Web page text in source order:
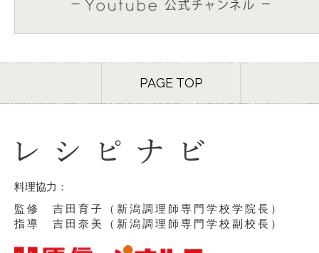
PAGE TOP
料理協力：
監修 吉田育子（新潟調理師専門学校学院長）
指導 吉田奈美（新潟調理師専門学校副校長）